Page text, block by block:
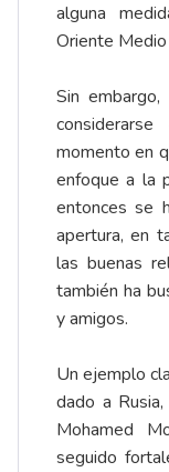
alguna
Oriente
Sin
momento en
enfoque a la
entonces se
apertura, en
las buenas
también ha
y amigos.
Un ejemplo
dado a
Mohamed
seguido